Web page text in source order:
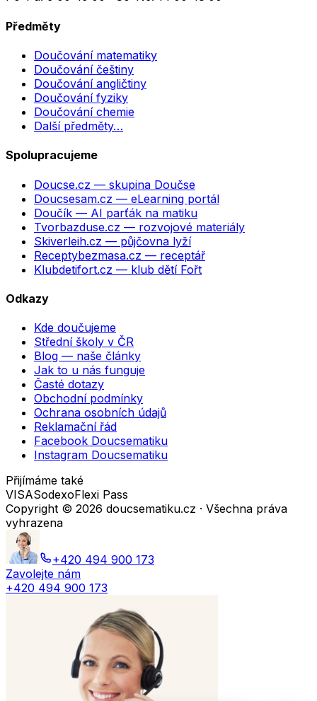
Předměty
Doučování matematiky
Doučování češtiny
Doučování angličtiny
Doučování fyziky
Doučování chemie
Další předměty…
Spolupracujeme
Doucse.cz — skupina Doučse
Doucsesam.cz — eLearning portál
Doučík — AI parťák na matiku
Tvorbazduse.cz — rozvojové materiály
Skiverleih.cz — půjčovna lyží
Receptybezmasa.cz — receptář
Klubdetifort.cz — klub dětí Fořt
Odkazy
Kde doučujeme
Střední školy v ČR
Blog — naše články
Jak to u nás funguje
Časté dotazy
Obchodní podmínky
Ochrana osobních údajů
Reklamační řád
Facebook Doucsematiku
Instagram Doucsematiku
Přijímáme také
VISASodexoFlexi Pass
Copyright © 2026 doucsematiku.cz · Všechna práva
vyhrazena
+420 494 900 173
Zavolejte nám
+420 494 900 173